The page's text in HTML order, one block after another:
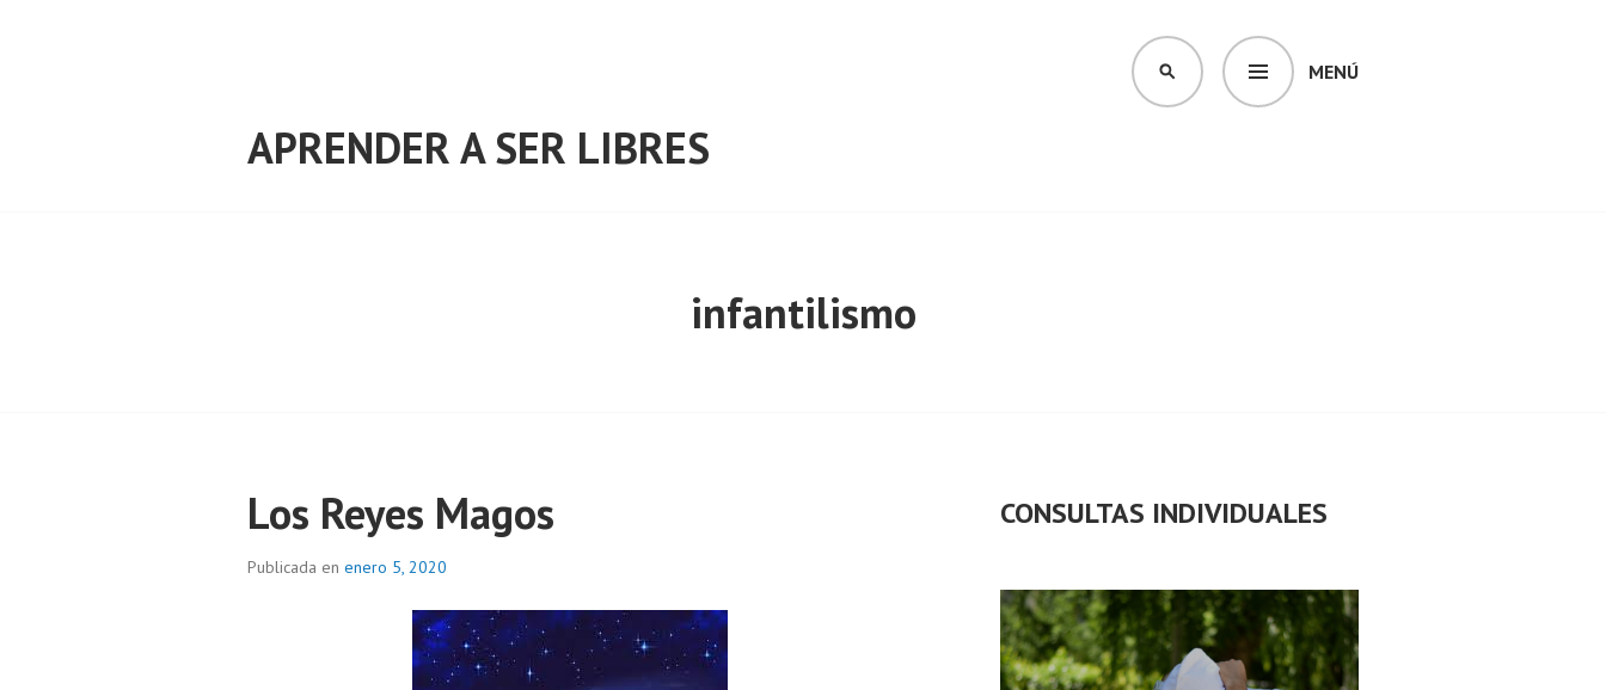
APRENDER A SER LIBRES
MENÚ
BUSCAR
infantilismo
Los Reyes Magos
Publicada en enero 5, 2020
CONSULTAS INDIVIDUALES